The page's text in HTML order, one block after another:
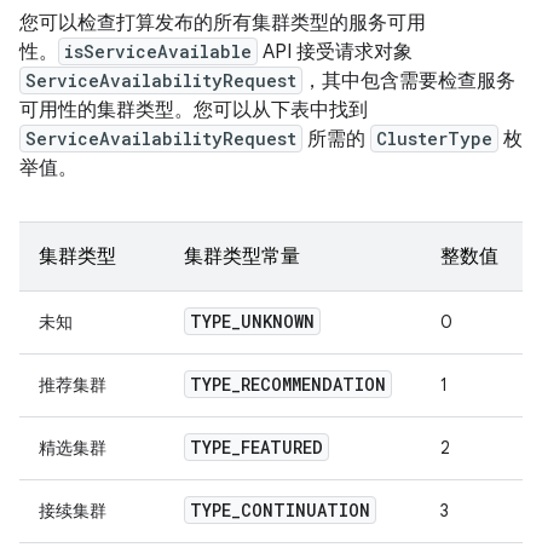
您可以检查打算发布的所有集群类型的服务可用
性。
isServiceAvailable API 接受请求对象
ServiceAvailabilityRequest
，其中包含需要检查服务
可用性的集群类型。您可以从下表中找到
ServiceAvailabilityRequest 所需的 ClusterType 枚
举值。
集群类型 集群类型常量 整数值
未知 TYPE_UNKNOWN 0
推荐集群 TYPE_RECOMMENDATION 1
精选集群 TYPE_FEATURED 2
接续集群 TYPE_CONTINUATION 3